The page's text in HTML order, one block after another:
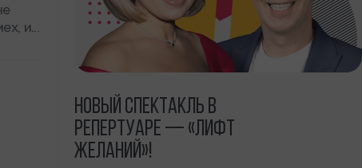
и...
НОВЫЙ СПЕКТАКЛЬ В
РЕПЕРТУАРЕ — «ЛИФТ
ЖЕЛАНИЙ»!